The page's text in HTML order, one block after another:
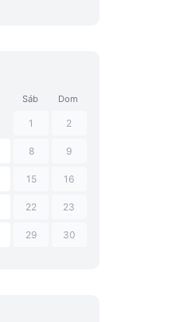
Sáb Dom
1 2
8 9
15 16
22 23
29 30